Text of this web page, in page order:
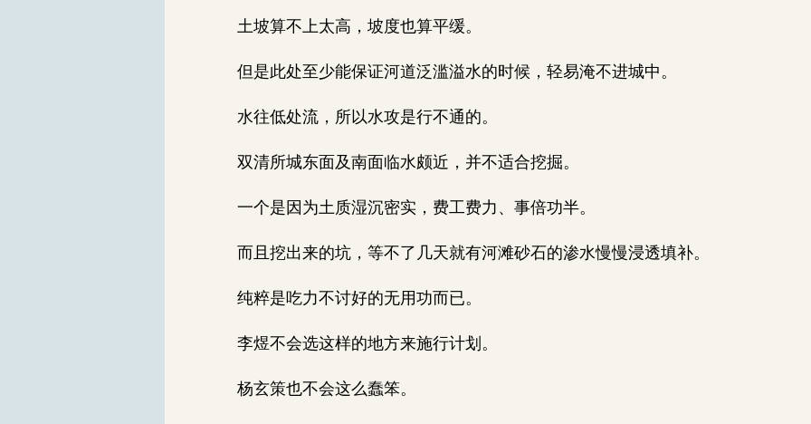
土坡算不上太高，坡度也算平缓。
但是此处至少能保证河道泛滥溢水的时候，轻易淹不进城中。
水往低处流，所以水攻是行不通的。
双清所城东面及南面临水颇近，并不适合挖掘。
一个是因为土质湿沉密实，费工费力、事倍功半。
而且挖出来的坑，等不了几天就有河滩砂石的渗水慢慢浸透填补。
纯粹是吃力不讨好的无用功而已。
李煜不会选这样的地方来施行计划。
杨玄策也不会这么蠢笨。